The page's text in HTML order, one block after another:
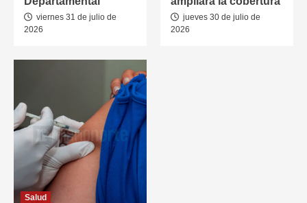
viernes 31 de julio de
2026
jueves 30 de julio de
2026
Salud